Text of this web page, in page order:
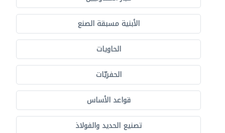
الأبنية مسبقة الصنع
الحاويات
الحفريّات
قواعد الأساس
تصنيع الحديد والفولاذ